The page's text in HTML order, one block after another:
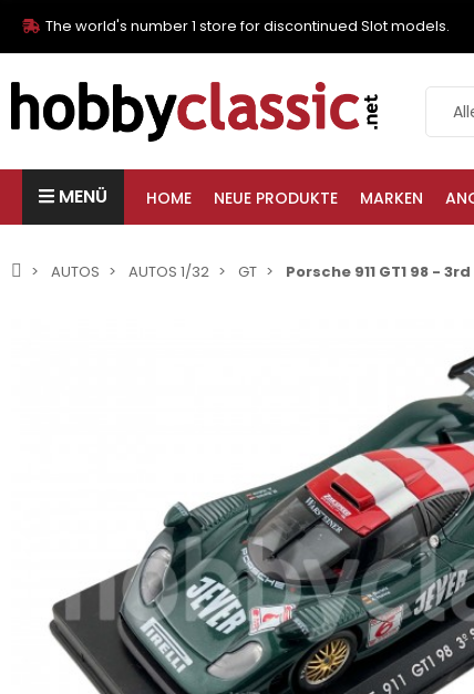
The world's number 1 store for discontinued Slot models.
MENÜ HOME NEUE PRODUKTE MARKEN
AUTOS AUTOS 1/32 GT Porsche 911 GT1 98 -